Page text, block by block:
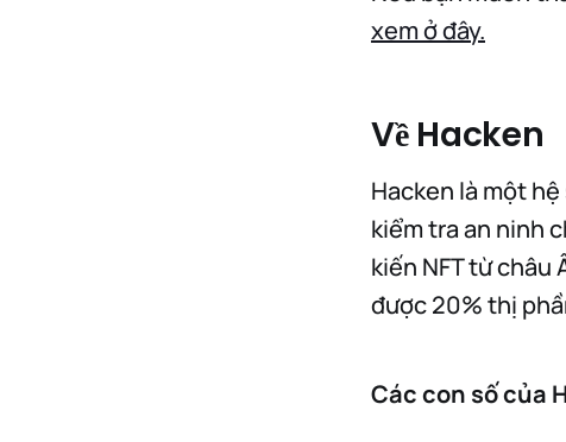
xem ở đây.
Về Hacken
Hacken là một
kiểm tra an ninh
kiến NFT từ châu
được 20% thị
Các con số của